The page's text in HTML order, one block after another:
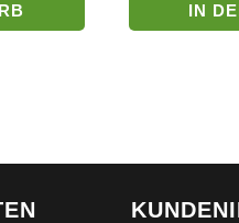
IN